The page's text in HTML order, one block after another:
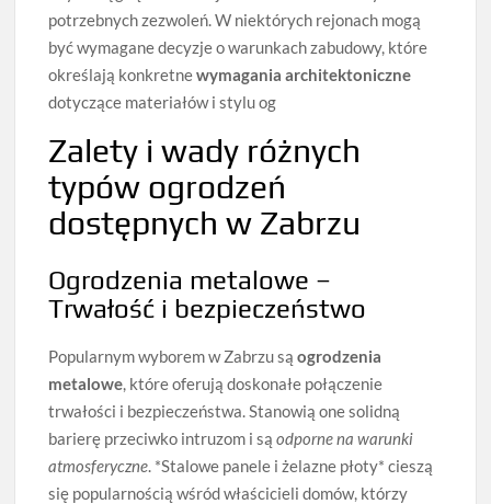
potrzebnych zezwoleń. W niektórych rejonach mogą
być wymagane decyzje o warunkach zabudowy, które
określają konkretnewymagania architektoniczne
dotyczące materiałów i stylu og
Zalety i wady różnych
typów ogrodzeń
dostępnych w Zabrzu
Ogrodzenia metalowe –
Trwałość i bezpieczeństwo
Popularnym wyborem w Zabrzu sąogrodzenia
metalowe, które oferują doskonałe połączenie
trwałości i bezpieczeństwa. Stanowią one solidną
barierę przeciwko intruzom i sąodporne na warunki
atmosferyczne. *Stalowe panele i żelazne płoty* cieszą
się popularnością wśród właścicieli domów, którzy